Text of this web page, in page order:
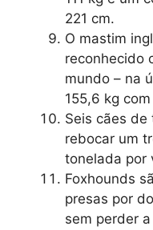
221 cm.
O mastim
reconhecido
mundo – na
155,6 kg
Seis cães de
rebocar um
tonelada por
Foxhounds
presas por
sem perder